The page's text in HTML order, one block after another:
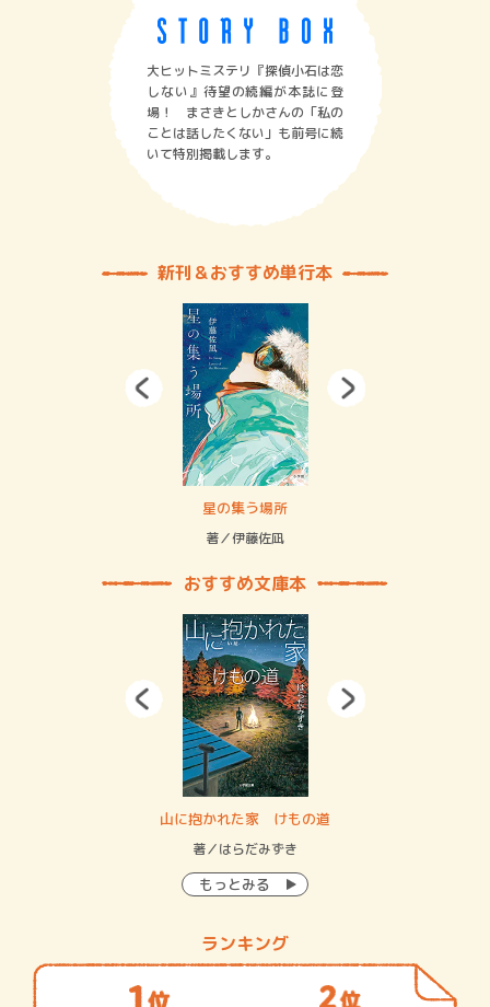
大ヒットミステリ『探偵小石は恋
しない』待望の続編が本誌に登
場！ まさきとしかさんの「私の
ことは話したくない」も前号に続
いて特別掲載します。
新刊＆おすすめ単行本
星の集う場所
著／伊藤佐凪
おすすめ文庫本
山に抱かれた家 けもの道
著／はらだみずき
もっとみる
ランキング